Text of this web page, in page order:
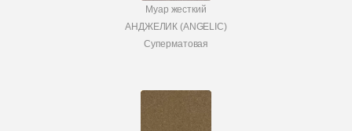
Муар жесткий
АНДЖЕЛИК (ANGELIC)
Суперматовая